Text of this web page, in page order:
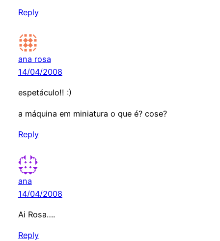
Reply
ana rosa
14/04/2008
espetáculo!! :)
a máquina em miniatura o que é? cose?
Reply
ana
14/04/2008
Ai Rosa….
Reply